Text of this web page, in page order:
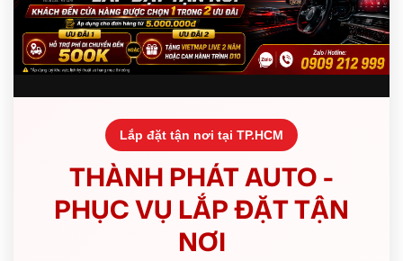
Lắp đặt tận nơi tại TP.HCM
THÀNH PHÁT AUTO -
PHỤC VỤ LẮP ĐẶT TẬN
NƠI